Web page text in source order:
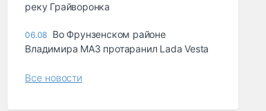
реку Грайворонка
06.08 Во Фрунзенском районе
Владимира МАЗ протаранил Lada Vesta
Все новости